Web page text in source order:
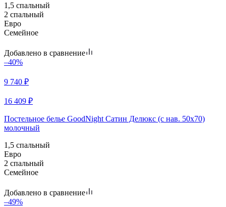
1,5 спальный
2 спальный
Евро
Семейное
Добавлено в сравнение
–40%
9 740 ₽
16 409 ₽
Постельное белье GoodNight Сатин Делюкс (с нав. 50х70)
молочный
1,5 спальный
Евро
2 спальный
Семейное
Добавлено в сравнение
–49%